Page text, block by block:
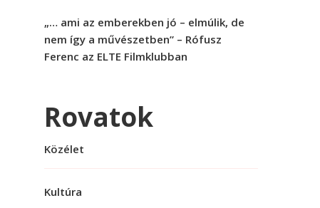
„… ami az emberekben jó – elmúlik, de
nem így a művészetben” – Rófusz
Ferenc az ELTE Filmklubban
Rovatok
Közélet
Kultúra